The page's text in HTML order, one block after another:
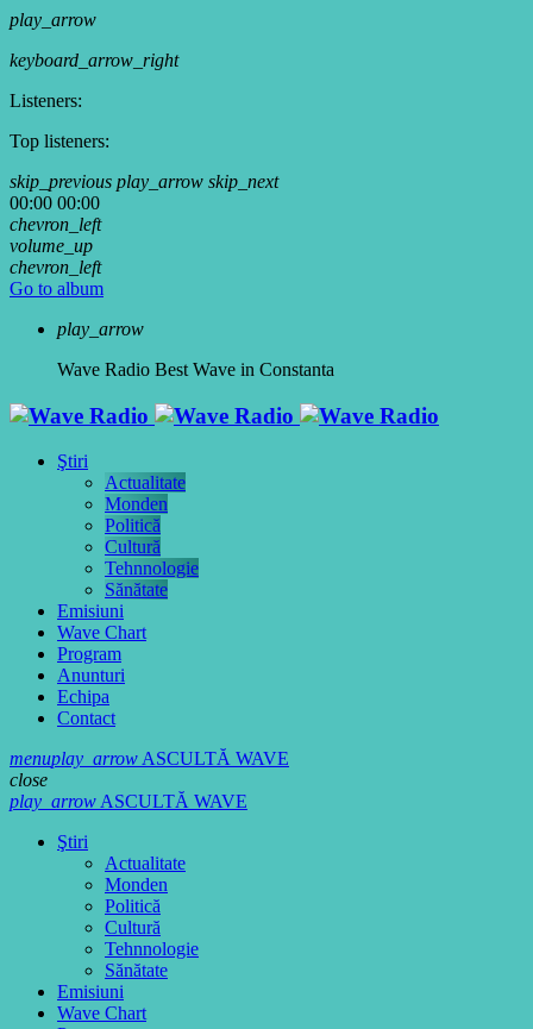
play_arrow
keyboard_arrow_right
Listeners:
Top listeners:
skip_previous play_arrow skip_next
00:00 00:00
chevron_left
volume_up
chevron_left
Go to album
play_arrow
Wave Radio Best Wave in Constanta
Ştiri
Actualitate
Monden
Politică
Cultură
Tehnnologie
Sănătate
Emisiuni
Wave Chart
Program
Anunturi
Echipa
Contact
menuplay_arrowASCULTĂ WAVE
close
play_arrowASCULTĂ WAVE
Ştiri
Actualitate
Monden
Politică
Cultură
Tehnnologie
Sănătate
Emisiuni
Wave Chart